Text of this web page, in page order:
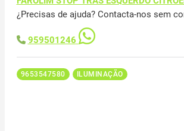
¿Precisas de ajuda? Contacta-nos sem
959501246
9653547580 ILUMINAÇÃO